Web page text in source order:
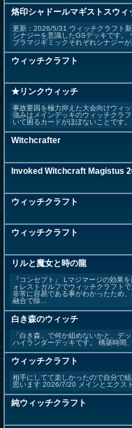
烙印シャドールマギストスウィ
更新：2026/5/31 ウィッチクラフト
シナジーを意識したGSデッキです。
ブラマジギミックそれぞれシナジー
ウィッチクラフト
★リンクウィッチ
事故要因を極力抑えた大会向けウィ
強みはメインデッキのウィッチクラ
いて困るカードがほぼないことです。
Witchcrafter
Invoked Witchcraft Magistus
ウィッチクラフト
ウィッチクラフト
リルと魔女と時の龍
『コンセプト』 Lマジマージの効果
ォレストガルフでウィッチクラフト
非常に容易である事がわかったため
融合で除...
白き森のウィッチ
「白き森」で何か組めないかと、デ
ハイランダーデッキです。 構築時間
ウィッチクラフト
相手にしてて楽しかったので自分で
思います 2026/7/20 メインとエクス
純ウィッチクラフト